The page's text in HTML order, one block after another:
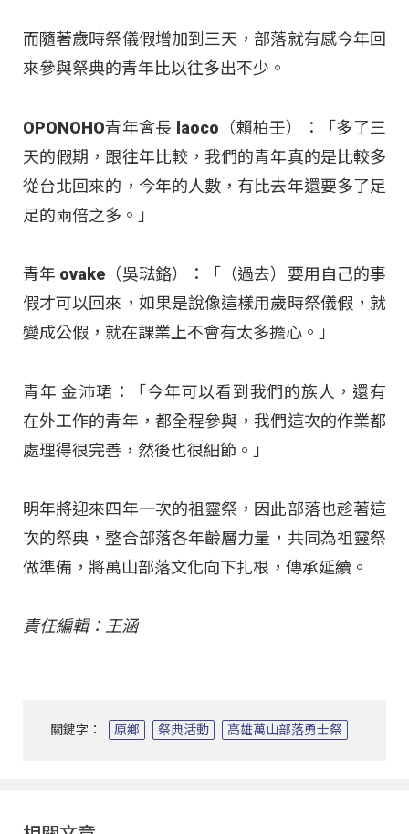
而隨著歲時祭儀假增加到三天，部落就有感今年回
來參與祭典的青年比以往多出不少。
OPONOHO青年會長 laoco（賴柏壬）：「多了三
天的假期，跟往年比較，我們的青年真的是比較多
從台北回來的，今年的人數，有比去年還要多了足
足的兩倍之多。」
青年 ovake（吳琺鉻）：「（過去）要用自己的事
假才可以回來，如果是說像這樣用歲時祭儀假，就
變成公假，就在課業上不會有太多擔心。」
青年 金沛珺：「今年可以看到我們的族人，還有
在外工作的青年，都全程參與，我們這次的作業都
處理得很完善，然後也很細節。」
明年將迎來四年一次的祖靈祭，因此部落也趁著這
次的祭典，整合部落各年齡層力量，共同為祖靈祭
做準備，將萬山部落文化向下扎根，傳承延續。
責任編輯：王涵
關鍵字： 原鄉 祭典活動 高雄萬山部落勇士祭